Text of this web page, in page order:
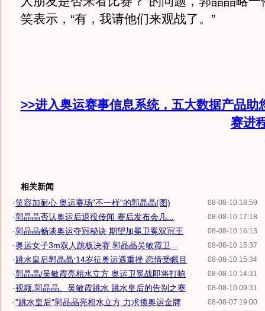
笑表示，“有，我请他们来观战了。”
>>进入奥运赛事信息系统，五大数据产品助
赛进
相关新闻
08-08-10 18:59
·笑容加耐心 奥运赛场"不一样"的郭晶晶(图)
08-08-10 17:18
·郭晶晶否认奥运后退役传闻 赛后发布会几...
08-08-10 16:13
·郭晶晶畅谈奥运夺冠秘诀 期望加冕卫冕双冠王
08-08-10 15:37
·奥运女子3m双人跳板决赛 郭晶晶吴敏霞卫...
08-08-10 15:34
·跳水皇后郭晶晶:14岁征奥运遇重挫 恋情受瞩目
08-08-10 14:31
·郭晶晶/吴敏霞亮相水立方 奥运卫冕战即将打响
08-08-10 09:31
·视频:郭晶晶、吴敏霞跳水 跳水皇后的告别之赛
08-08-07 19:00
·"跳水皇后"郭晶晶亮相水立方 力求揽奥运金牌